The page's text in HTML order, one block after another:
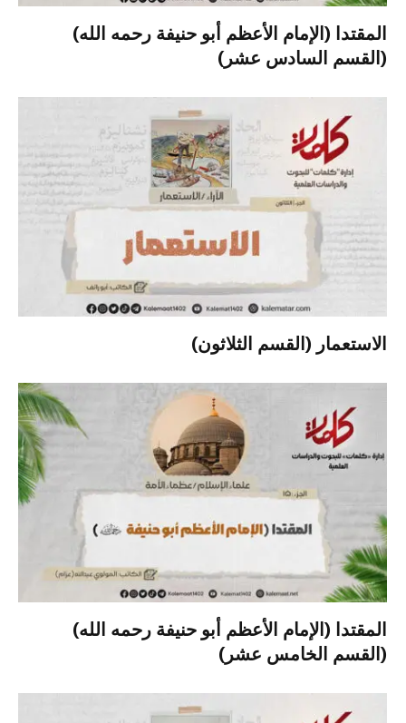
المقتدا (الإمام الأعظم أبو حنيفة رحمه الله)
(القسم السادس عشر)
الاستعمار (القسم الثلاثون)
المقتدا (الإمام الأعظم أبو حنيفة رحمه الله)
(القسم الخامس عشر)